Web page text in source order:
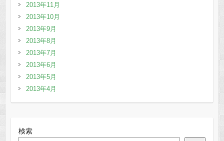
2013年11月
2013年10月
2013年9月
2013年8月
2013年7月
2013年6月
2013年5月
2013年4月
検索